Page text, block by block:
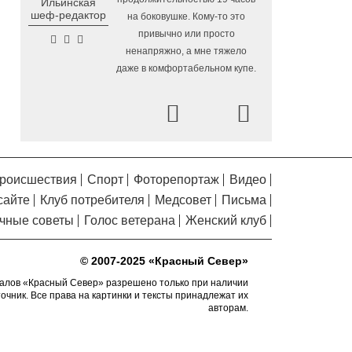
в Вологодской области
Завершается ремонт
автодороги Усть-Алексеево –
Мякинницыно в Великоустюгском округе
первое место в бюллетене на выборах в
открылся в заречной части Вологды
5.08.2026 17:17 В Вологде завершены
работы по благоустройству на 18
дворовых территориях
5.08.2026 16:50 Осановская роща в
Вологде стала современным парком с
5.08.2026 16:41 Почти 13,5 тысячи человек
пострадали от клещей в Вологодской
шеф-редактор
на боковушке. Кому-то это
привычно или просто
ненапряжно, а мне тяжело
даже в комфортабельном купе.
Спорт Фоторепортаж
Видео
Клуб потребителя Медсовет
Письма
советы
Голос ветерана Женский клуб
© 2007-2025 «Красный Север»
«Красный Север» разрешено только при наличии
Все права на картинки и тексты принадлежат их
авторам.